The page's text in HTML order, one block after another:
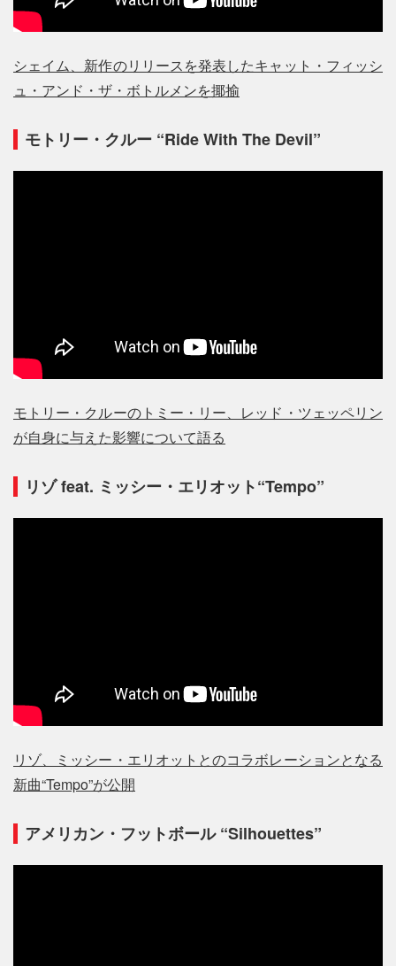
シェイム、新作のリリースを発表したキャット・フィッシ
ュ・アンド・ザ・ボトルメンを揶揄
モトリー・クルー “Ride With The Devil”
モトリー・クルーのトミー・リー、レッド・ツェッペリン
が自身に与えた影響について語る
リゾ feat. ミッシー・エリオット“Tempo”
リゾ、ミッシー・エリオットとのコラボレーションとなる
新曲“Tempo”が公開
アメリカン・フットボール “Silhouettes”